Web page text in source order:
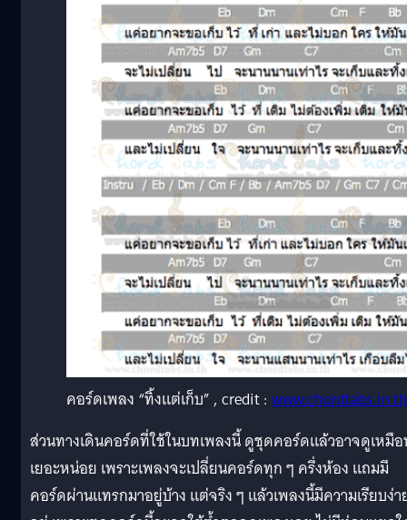
คอร์ดเพลง “ทิ้งแต่เก็บ” , credit : www.chordtabs.in.th
ส่วนทางเดินคอร์ดที่ใช้ในบทเพลงนี้ ดูชุดคอร์ดแล้วอาจดูเหมื
เยอะหน่อย เพราะเพลงจะเปลี่ยนคอร์ดทุก ๆ ครึ่งห้อง แถมมี
คอร์ดผ่านแทรกมาอยู่บ้าง แต่จริง ๆ แล้วเพลงนี้มีความเรียบง่า